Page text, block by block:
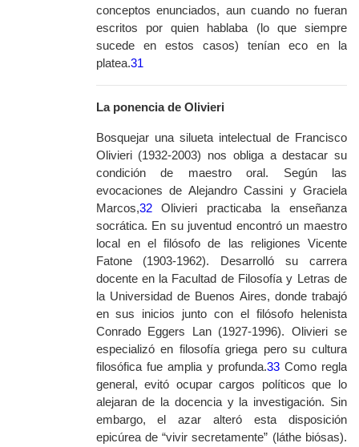
conceptos enunciados, aun cuando no fueran
escritos por quien hablaba (lo que siempre
sucede en estos casos) tenían eco en la
platea.31
La ponencia de Olivieri
Bosquejar una silueta intelectual de Francisco
Olivieri (1932-2003) nos obliga a destacar su
condición de maestro oral. Según las
evocaciones de Alejandro Cassini y Graciela
Marcos,32Olivieri practicaba la enseñanza
socrática. En su juventud encontró un maestro
local en el filósofo de las religiones Vicente
Fatone (1903-1962). Desarrolló su carrera
docente en la Facultad de Filosofía y Letras de
la Universidad de Buenos Aires, donde trabajó
en sus inicios junto con el filósofo helenista
Conrado Eggers Lan (1927-1996). Olivieri se
especializó en filosofía griega pero su cultura
filosófica fue amplia y profunda.33Como regla
general, evitó ocupar cargos políticos que lo
alejaran de la docencia y la investigación. Sin
embargo, el azar alteró esta disposición
epicúrea de “vivir secretamente” (láthe biósas).